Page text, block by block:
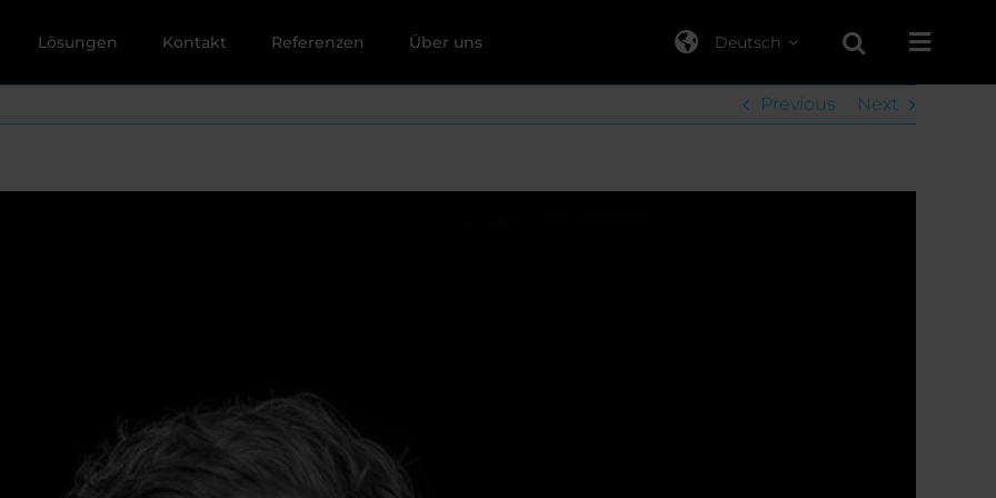
Lösungen Kontakt Referenzen Über uns Deutsch
Previous Next